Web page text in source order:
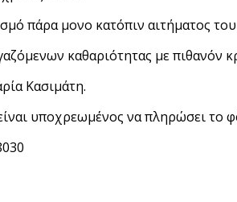
πάρα μονο κατόπιν αιτήματος
καθαριότητας με πιθανόν
Κασιμάτη.
υποχρεωμένος να πληρώσει